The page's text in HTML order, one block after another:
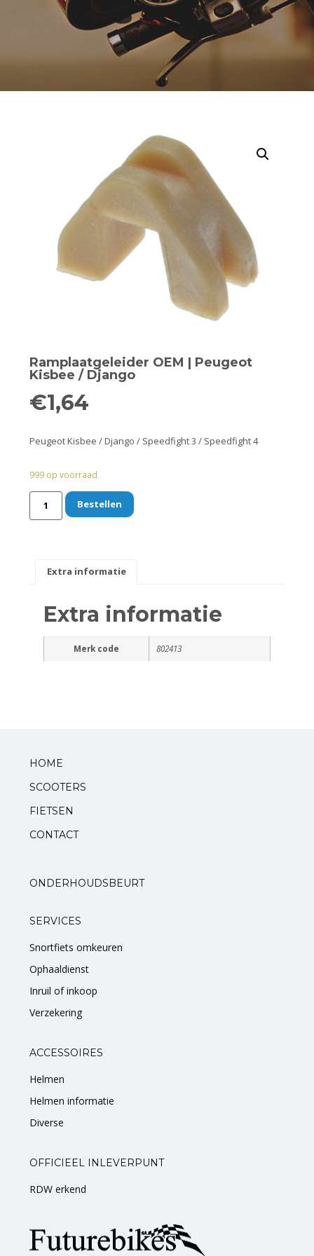
Originele AGM-onderdelen
Originele BTC-onderdelen
Originele Peugeot-onderdelen
Originele Piaggio/Vespa-onderdelen
Originele Sym-onderdelen
Originele Tomos-onderdelen
Overbrenging
Beugels en dragers
Toebehoren en accessoires
Spiegels
Standaarden
Ramplaatgeleider OEM | Peugeot
Kisbee / Django
€1,64
Peugeot Kisbee / Django / Speedfight 3 / Speedfight 4
999 op voorraad
Bestellen
Extra informatie
Extra informatie
Merk code 802413
HOME
SCOOTERS
FIETSEN
CONTACT
ONDERHOUDSBEURT
SERVICES
Snortfiets omkeuren
Ophaaldienst
Inruil of inkoop
Verzekering
ACCESSOIRES
Helmen
Helmen informatie
Diverse
OFFICIEEL INLEVERPUNT
RDW erkend